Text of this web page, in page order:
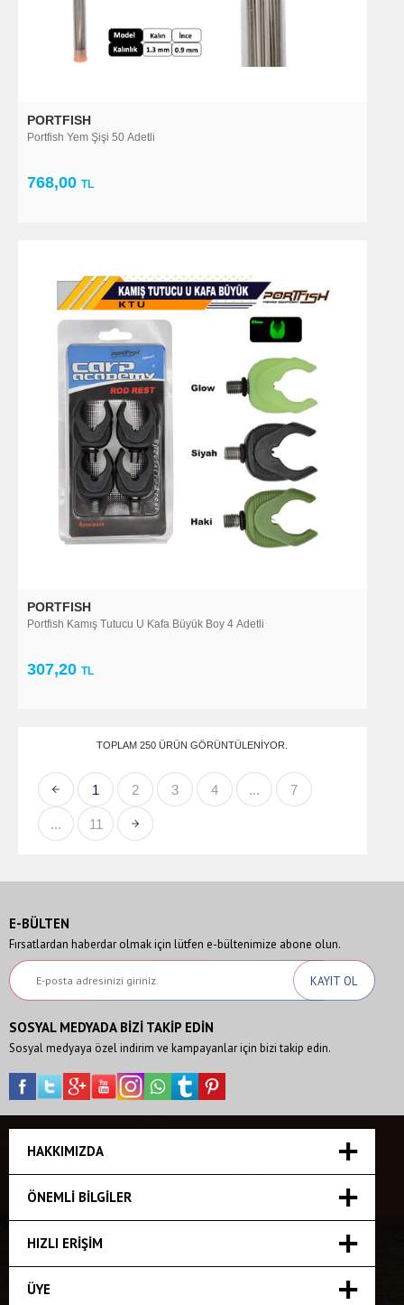
PORTFISH
Portfish Yem Şişi 50 Adetli
768,00 TL
PORTFISH
Portfish Kamış Tutucu U Kafa Büyük Boy 4 Adetli
307,20 TL
TOPLAM 250 ÜRÜN GÖRÜNTÜLENIYOR.
1 2 3 4 ... 7
... 11
E-BÜLTEN
Fırsatlardan haberdar olmak için lütfen e-bültenimize abone olun.
SOSYAL MEDYADA BİZİ TAKİP EDİN
Sosyal medyaya özel indirim ve kampayanlar için bizi takip edin.
HAKKIMIZDA
ÖNEMLI BILGILER
HIZLI ERIŞIM
ÜYE